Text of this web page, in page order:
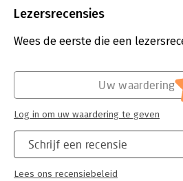
Het gaat in op het samengaan van
ASS, TOS, dyslexie en dyscalculie.
leerlingen met ADHD de nodige
sociale omgang vlotter laat verlopen.
Dit boek heeft een toegankelijke en
is toepasbaar op verschillende
verhalen uit de praktijk en
leerlingen met aandachtsproblemen
Uitgever:
Verschijningsdatum:
26-5-2021
Lezersrecensies
Wees de eerste die een
Schrijf een recensie
Lees ons recensiebeleid
Uw waardering
Log in om uw waardering te geven